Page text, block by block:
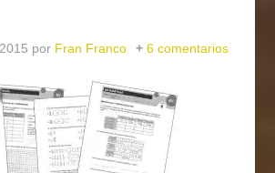
por Fran Franco 6 comentarios